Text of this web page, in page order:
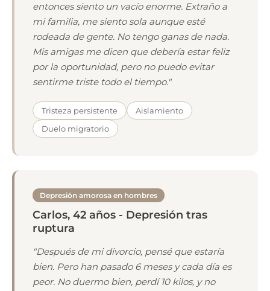
entonces siento un vacío enorme. Extraño a
mi familia, me siento sola aunque esté
rodeada de gente. No tengo ganas de nada.
Mis amigas me dicen que debería estar feliz
por la oportunidad, pero no puedo evitar
sentirme triste todo el tiempo."
Tristeza persistente
Aislamiento
Duelo migratorio
Depresión amorosa en hombres
Carlos, 42 años - Depresión tras
ruptura
"Después de mi divorcio, pensé que estaría
bien. Pero han pasado 6 meses y cada día es
peor. No duermo bien, perdí 10 kilos, y no